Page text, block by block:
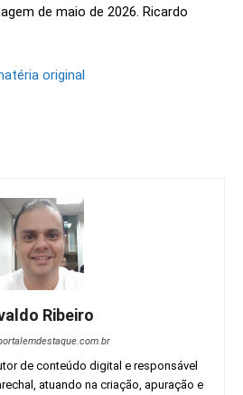
de maio de 2026. Ricardo
original
Ribeiro
de conteúdo digital e responsável
atuando na criação, apuração e